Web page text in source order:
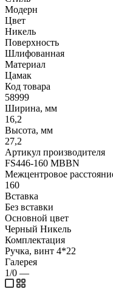
Модерн
Цвет
Никель
Поверхность
Шлифованная
Материал
Цамак
Код товара
58999
Ширина, мм
16,2
Высота, мм
27,2
Артикул производителя
FS446-160 MBBN
Межцентровое
160
Вставка
Без вставки
Основной цвет
Черный Никель
Комплектация
Ручка, винт 4*22
Галерея
1/0 —